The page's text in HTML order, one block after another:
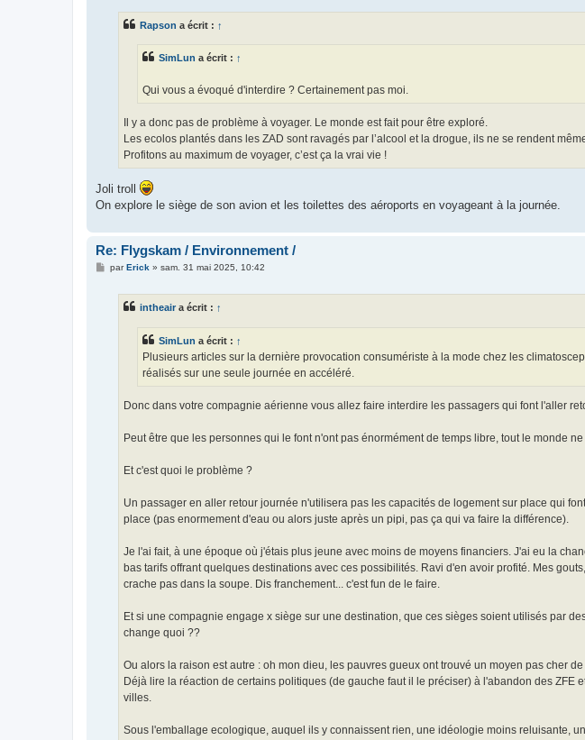
Rapson a écrit : ↑
SimLun a écrit : ↑
Qui vous a évoqué d'interdire ? Certainement pas moi.
Il y a donc pas de problème à voyager. Le monde est fait pour être exploré.
Les ecolos plantés dans les ZAD sont ravagés par l’alcool et la drogue, ils ne se rendent
Profitons au maximum de voyager, c’est ça la vrai vie !
Joli troll
On explore le siège de son avion et les toilettes des aéroports en voyageant à la journée.
Re: Flygskam / Environnement /
MparErick » sam. 31 mai 2025, 10:42
intheair a écrit : ↑
SimLun a écrit : ↑
Plusieurs articles sur la dernière provocation consumériste à la mode chez les
réalisés sur une seule journée en accéléré.
Donc dans votre compagnie aérienne vous allez faire interdire les passagers qui font l'aller
Peut être que les personnes qui le font n'ont pas énormément de temps libre, tout le monde
Et c'est quoi le problème ?
Un passager en aller retour journée n'utilisera pas les capacités de logement sur place qui
place (pas enormement d'eau ou alors juste après un pipi, pas ça qui va faire la différence).
Je l'ai fait, à une époque où j'étais plus jeune avec moins de moyens financiers. J'ai eu la
bas tarifs offrant quelques destinations avec ces possibilités. Ravi d'en avoir profité. Mes
crache pas dans la soupe. Dis franchement... c'est fun de le faire.
Et si une compagnie engage x siège sur une destination, que ces sièges soient utilisés par
change quoi ??
Ou alors la raison est autre : oh mon dieu, les pauvres gueux ont trouvé un moyen pas cher
Déjà lire la réaction de certains politiques (de gauche faut il le préciser) à l'abandon des
villes.
Sous l'emballage ecologique, auquel ils y connaissent rien, une idéologie moins reluisante,